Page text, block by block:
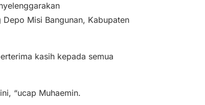
Misi Bangunan, Kabupaten
kasih kepada semua
“ucap Muhaemin.